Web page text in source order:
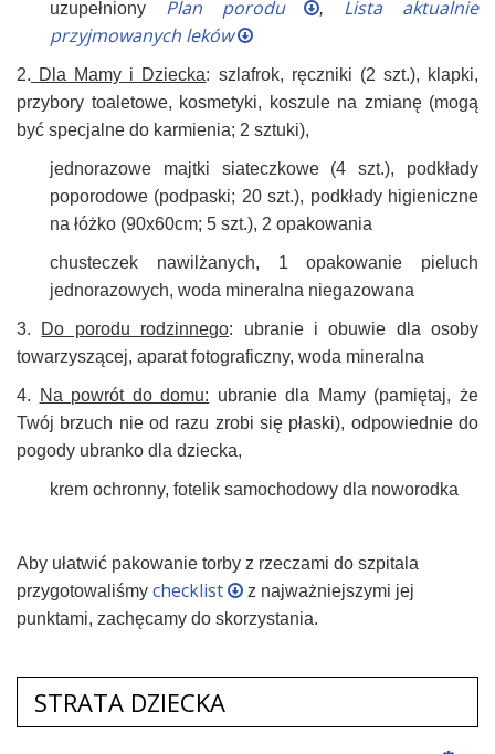
uzupełniony Plan porodu , Lista aktualnie
przyjmowanych leków
2. Dla Mamy i Dziecka: szlafrok, ręczniki (2 szt.), klapki,
przybory toaletowe, kosmetyki, koszule na zmianę (mogą
być specjalne do karmienia; 2 sztuki),
jednorazowe majtki siateczkowe (4 szt.), podkłady
poporodowe (podpaski; 20 szt.), podkłady higieniczne
na łóżko (90x60cm; 5 szt.), 2 opakowania
chusteczek nawilżanych, 1 opakowanie pieluch
jednorazowych, woda mineralna niegazowana
3. Do porodu rodzinnego: ubranie i obuwie dla osoby
towarzyszącej, aparat fotograficzny, woda mineralna
4. Na powrót do domu: ubranie dla Mamy (pamiętaj, że
Twój brzuch nie od razu zrobi się płaski), odpowiednie do
pogody ubranko dla dziecka,
krem ochronny, fotelik samochodowy dla noworodka
Aby ułatwić pakowanie torby z rzeczami do szpitala
przygotowaliśmy checklist
z najważniejszymi jej
punktami, zachęcamy do skorzystania.
STRATA DZIECKA